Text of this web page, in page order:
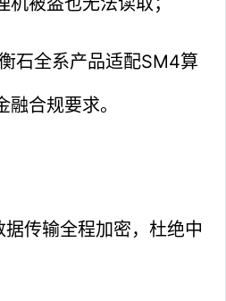
石全系产品适配SM4算
合规要求。
传输全程加密，杜绝中